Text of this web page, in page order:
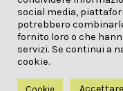
2020
convenzione di
social media,
potrebbero
fornito loro o che
servizi. Se continui a
cookie.